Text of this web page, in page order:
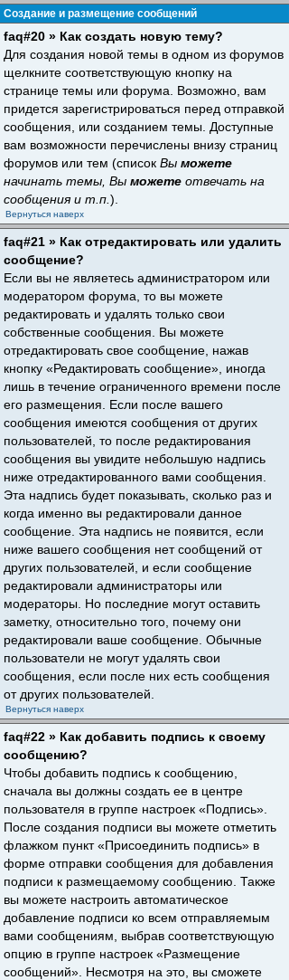
Создание и размещение сообщений
faq#20 » Как создать новую тему?
Для создания новой темы в одном из форумов
щелкните соответствующую кнопку на
странице темы или форума. Возможно, вам
придется зарегистрироваться перед отправкой
сообщения, или созданием темы. Доступные
вам возможности перечислены внизу страниц
форумов или тем (список Вы можете
начинать темы, Вы можете отвечать на
сообщения и т.п. ).
Вернуться наверх
faq#21 » Как отредактировать или удалить
сообщение?
Если вы не являетесь администратором или
модератором форума, то вы можете
редактировать и удалять только свои
собственные сообщения. Вы можете
отредактировать свое сообщение, нажав
кнопку «Редактировать сообщение», иногда
лишь в течение ограниченного времени после
его размещения. Если после вашего
сообщения имеются сообщения от других
пользователей, то после редактирования
сообщения вы увидите небольшую надпись
ниже отредактированного вами сообщения.
Эта надпись будет показывать, сколько раз и
когда именно вы редактировали данное
сообщение. Эта надпись не появится, если
ниже вашего сообщения нет сообщений от
других пользователей, и если сообщение
редактировали администраторы или
модераторы. Но последние могут оставить
заметку, относительно того, почему они
редактировали ваше сообщение. Обычные
пользователи не могут удалять свои
сообщения, если после них есть сообщения
от других пользователей.
Вернуться наверх
faq#22 » Как добавить подпись к своему
сообщению?
Чтобы добавить подпись к сообщению,
сначала вы должны создать ее в центре
пользователя в группе настроек «Подпись».
После создания подписи вы можете отметить
флажком пункт «Присоединить подпись» в
форме отправки сообщения для добавления
подписи к размещаемому сообщению. Также
вы можете настроить автоматическое
добавление подписи ко всем отправляемым
вами сообщениям, выбрав соответствующую
опцию в группе настроек «Размещение
сообщений». Несмотря на это, вы сможете